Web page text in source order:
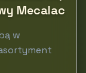
Mecalac
w